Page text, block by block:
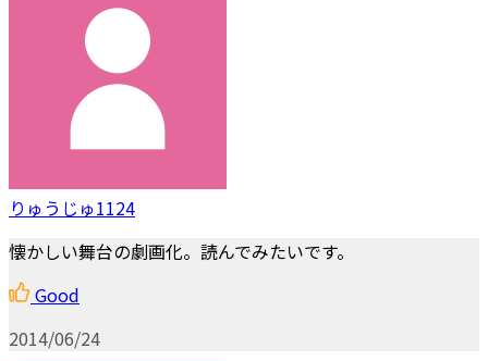
りゅうじゅ1124
懐かしい舞台の劇画化。読んでみたいです。
Good
2014/06/24